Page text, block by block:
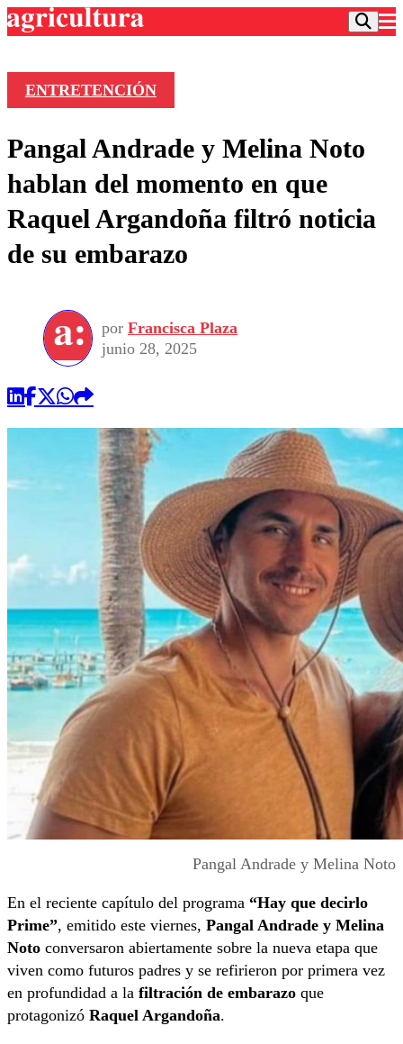
Frecuencias
Agricultura TV
Deportes
Colo Colo
Motor
Torneo Internacional
Torneo Nacional
Entretención
Noticias
Internacional
Nacional
Vida Social
Programas
Comercial
ENTRETENCIÓN
Pangal Andrade y Melina Noto
hablan del momento en que
Raquel Argandoña filtró noticia
de su embarazo
por Francisca Plaza
junio 28, 2025
Pangal Andrade y Melina Noto
En el reciente capítulo del programa “Hay que decirlo
Prime”, emitido este viernes, Pangal Andrade y Melina
Noto conversaron abiertamente sobre la nueva etapa que
viven como futuros padres y se refirieron por primera vez
en profundidad a la filtración de embarazo que
protagonizó Raquel Argandoña.